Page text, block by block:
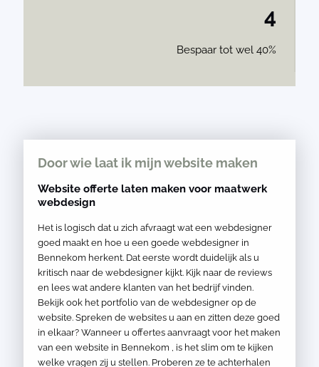
4
Bespaar tot wel 40%
Door wie laat ik mijn website maken
Website offerte laten maken voor maatwerk
webdesign
Het is logisch dat u zich afvraagt wat een webdesigner
goed maakt en hoe u een goede webdesigner in
Bennekom herkent. Dat eerste wordt duidelijk als u
kritisch naar de webdesigner kijkt. Kijk naar de reviews
en lees wat andere klanten van het bedrijf vinden.
Bekijk ook het portfolio van de webdesigner op de
website. Spreken de websites u aan en zitten deze goed
in elkaar? Wanneer u offertes aanvraagt voor het maken
van een website in Bennekom , is het slim om te kijken
welke vragen zij u stellen. Proberen ze te achterhalen